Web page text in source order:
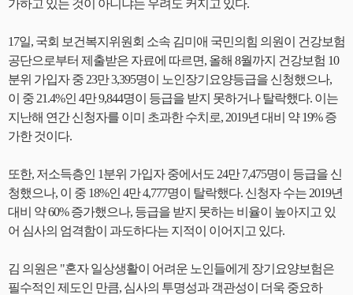
가하고 있는 것이 아니냐는 우려도 커지고 있다.
17일, 국회 보건복지위원회 소속 김미애 국민의힘 의원이 건강보험
공단으로부터 제출받은 자료에 따르면, 올해 8월까지 건강보험 10
분위 가입자 중 23만 3,395명이 노인장기요양등급을 신청했으나,
이 중 21.4%인 4만 9,844명이 등급을 받지 못하거나 탈락했다. 이는
지난해 연간 신청자를 이미 초과한 수치로, 2019년 대비 약 19% 증
가한 것이다.
또한, 저소득층인 1분위 가입자 중에서도 24만 7,475명이 등급을 신
청했으나, 이 중 18%인 4만 4,777명이 탈락했다. 신청자 수는 2019년
대비 약 60% 증가했으나, 등급을 받지 못하는 비율이 높아지고 있
어 심사의 엄격함이 과도하다는 지적이 이어지고 있다.
김 의원은 "혼자 일상생활이 어려운 노인들에게 장기요양보험은
필수적인 제도인 만큼, 심사의 투명성과 객관성이 더욱 중요하